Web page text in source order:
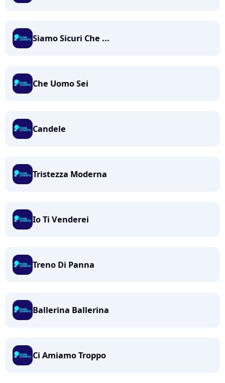
Siamo Sicuri Che ...
Che Uomo Sei
Candele
Tristezza Moderna
Io Ti Venderei
Treno Di Panna
Ballerina Ballerina
Ci Amiamo Troppo